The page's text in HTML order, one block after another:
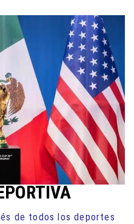
de todos los deportes